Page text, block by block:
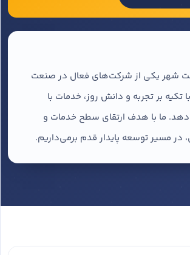
شهر یکی از شرکت‌های فعال در صنعت
بر تجربه و دانش روز، خدمات با
ما با هدف ارتقای سطح خدمات و
در مسیر توسعه پایدار قدم برمی‌داریم.